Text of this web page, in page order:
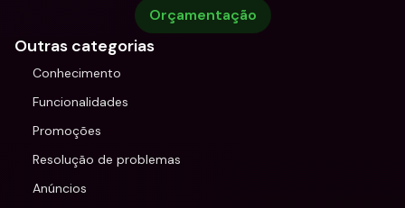
Orçamentação
Outras categorias
Conhecimento
Funcionalidades
Promoções
Resolução de problemas
Anúncios